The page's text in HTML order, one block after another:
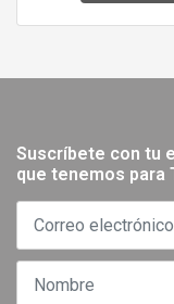
Suscríbete con tu
que tenemos para